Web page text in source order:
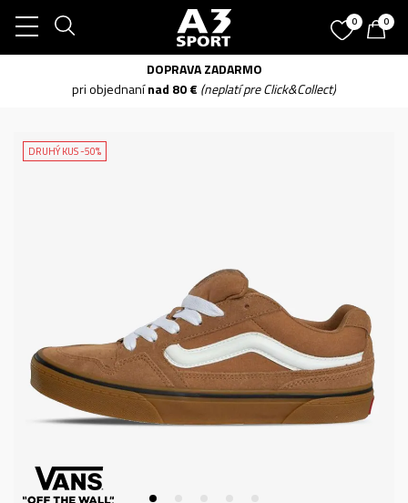
0 0
DOPRAVA ZADARMO
pri objednanínad 80 € (neplatí pre Click&Collect)
DRUHÝ KUS -50%